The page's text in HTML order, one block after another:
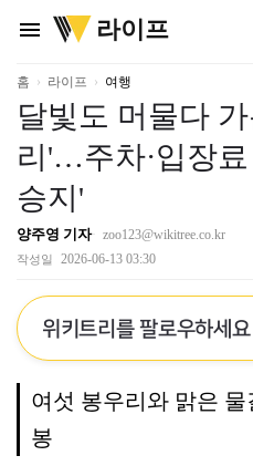
menu
위
키
리
라이프
홈 라이프 여행
달빛도 머물다
리'…주차·입장
승지'
양주영 기자 zoo123@wikitree.co.kr
작성일 2026-06-13 03:30
위키트리를 팔로우하세요
여섯 봉우리와 맑은
봉